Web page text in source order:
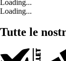
Loading...
Loading...
Tutte le